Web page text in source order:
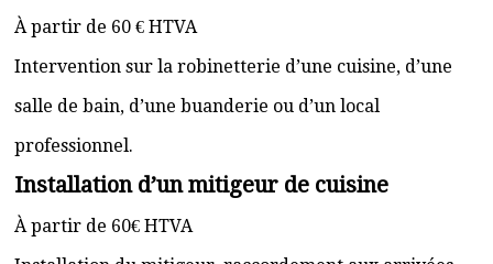
À partir de 60 € HTVA
Intervention sur la robinetterie d’une cuisine, d’une
salle de bain, d’une buanderie ou d’un local
professionnel.
Installation d’un mitigeur de cuisine
À partir de 60€ HTVA